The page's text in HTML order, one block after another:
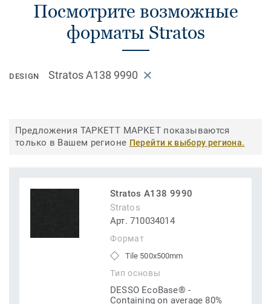
Посмотрите возможные
форматы Stratos
DESIGN Stratos A138 9990
Предложения ТАРКЕТТ МАРКЕТ показываются
только в Вашем регионе Перейти к выбору региона.
Stratos A138 9990
Stratos
Арт. 710034014
Формат
Tile 500x500mm
Тип основы
DESSO EcoBase® -
Containing on average 80%